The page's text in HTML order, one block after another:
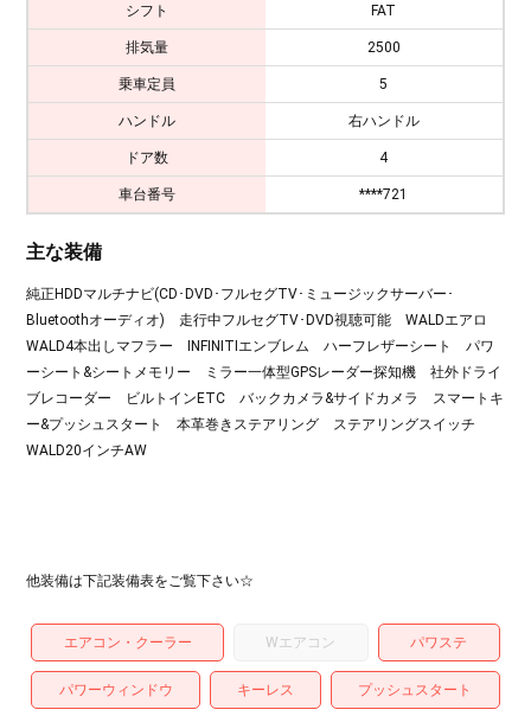
シフト FAT
排気量 2500
乗車定員 5
ハンドル 右ハンドル
ドア数 4
車台番号 ****721
主な装備
純正HDDマルチナビ(CD･DVD･フルセグTV･ミュージックサーバー･
Bluetoothオーディオ) 走行中フルセグTV･DVD視聴可能 WALDエアロ
WALD4本出しマフラー INFINITIエンブレム ハーフレザーシート パワ
ーシート&シートメモリー ミラー一体型GPSレーダー探知機 社外ドライ
ブレコーダー ビルトインETC バックカメラ&サイドカメラ スマートキ
ー&プッシュスタート 本革巻きステアリング ステアリングスイッチ
WALD20インチAW
他装備は下記装備表をご覧下さい☆
エアコン・クーラー Wエアコン パワステ
パワーウィンドウ キーレス プッシュスタート